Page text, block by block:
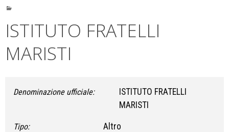
ISTITUTO FRATELLI
MARISTI
Denominazione ufficiale:
ISTITUTO FRATELLI
MARISTI
Tipo: Altro